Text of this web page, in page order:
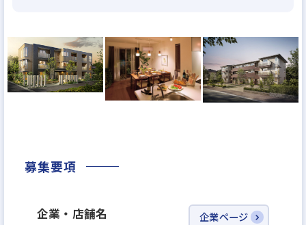
方に支給する住宅手当など、充実した福利厚生をご
用意しています。
募集要項
企業・店舗名 企業ページ